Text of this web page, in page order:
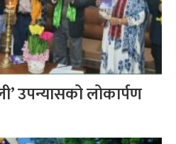
उपन्यासको लोकार्पण